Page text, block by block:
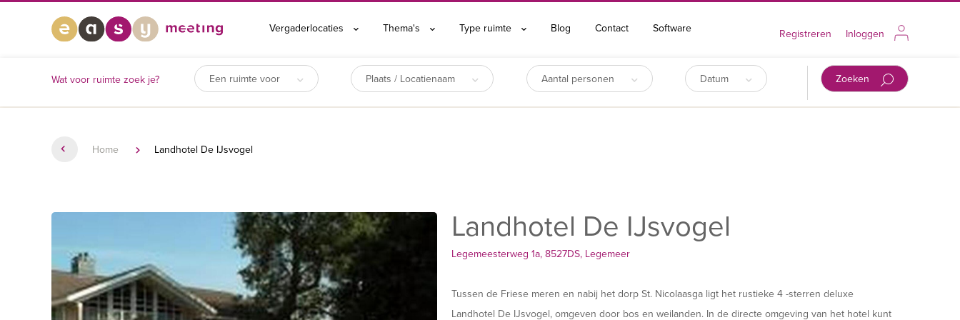
Vergaderlocaties Thema's Type ruimte Blog Contact Software Registreren Inloggen
Wat voor ruimte zoek je? Een ruimte voor Plaats / Locatienaam Aantal personen Datum Zoeken
Home Landhotel De IJsvogel
Landhotel De IJsvogel
Legemeesterweg 1a, 8527DS, Legemeer
Tussen de Friese meren en nabij het dorp St. Nicolaasga ligt het rustieke 4 -sterren deluxe
Landhotel De IJsvogel, omgeven door bos en weilanden. In de directe omgeving van het hotel kunt